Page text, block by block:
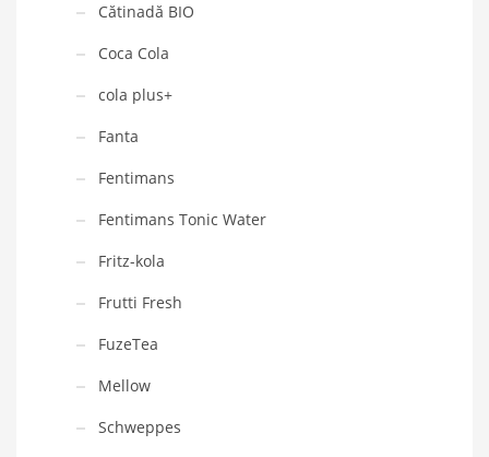
Cătinadă BIO
Coca Cola
cola plus+
Fanta
Fentimans
Fentimans Tonic Water
Fritz-kola
Frutti Fresh
FuzeTea
Mellow
Schweppes